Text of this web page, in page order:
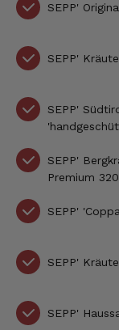
SEPP'
SEPP'
SEPP'
SEPP'
Premium
SEPP'
SEPP'
SEPP'